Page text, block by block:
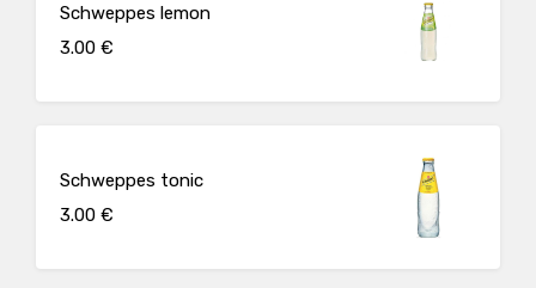
Schweppes lemon
3.00 €
Schweppes tonic
3.00 €